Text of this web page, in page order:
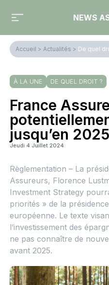
NEWS
Accueil > Actualités > De quel
À LA UNE DE QUEL DROIT ?
France
jusqu’en 2025
Jeudi 4 Juillet 2024
Règlementation – La
Assureurs, Florence
Investment Strategy
priorités » de la
européenne. Le texte
l’investissement des
ne pas connaître de
avant 2025.